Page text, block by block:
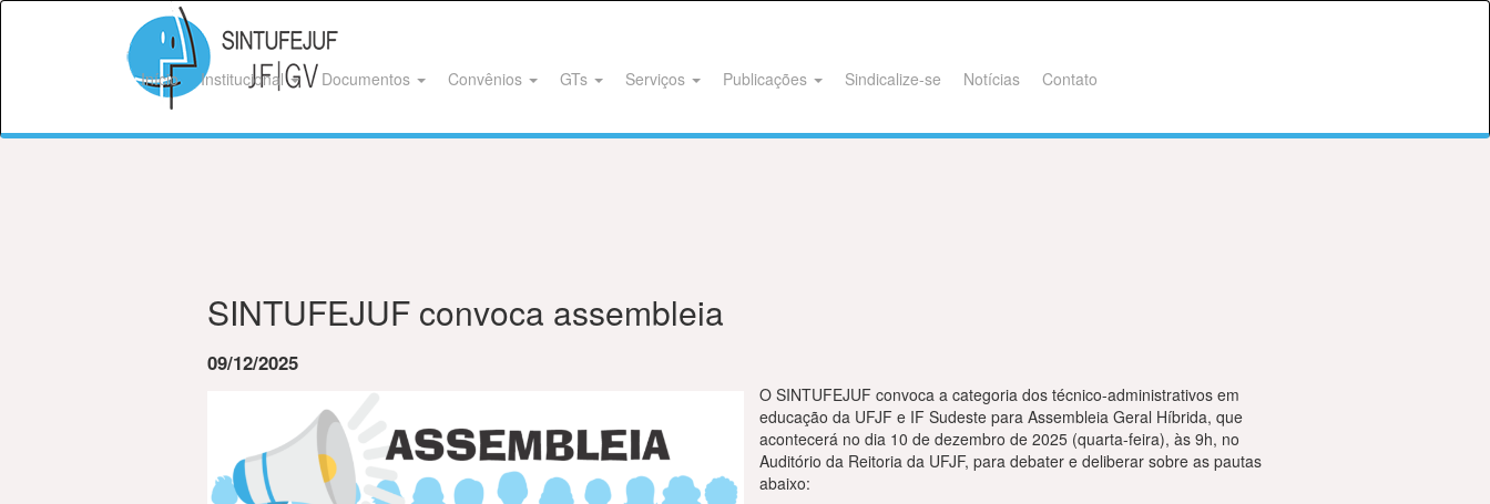
Início Institucional Documentos Convênios GTs Serviços Publicações Sindicalize-se Notícias Contato
SINTUFEJUF convoca assembleia
09/12/2025
O SINTUFEJUF convoca a categoria dos técnico-administrativos em
educação da UFJF e IF Sudeste para Assembleia Geral Híbrida, que
acontecerá no dia 10 de dezembro de 2025 (quarta-feira), às 9h, no
Auditório da Reitoria da UFJF, para debater e deliberar sobre as pautas
abaixo: